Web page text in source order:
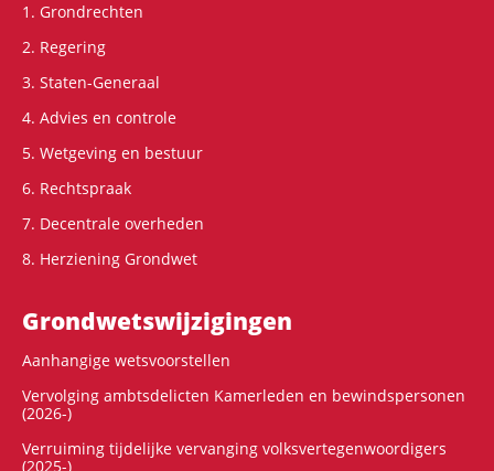
1. Grondrechten
2. Regering
3. Staten-Generaal
4. Advies en controle
5. Wetgeving en bestuur
6. Rechtspraak
7. Decentrale overheden
8. Herziening Grondwet
Grondwets­wijzigingen
Aanhangige wetsvoorstellen
Vervolging ambtsdelicten Kamerleden en bewindspersonen
(2026-)
Verruiming tijdelijke vervanging volksvertegenwoordigers
(2025-)